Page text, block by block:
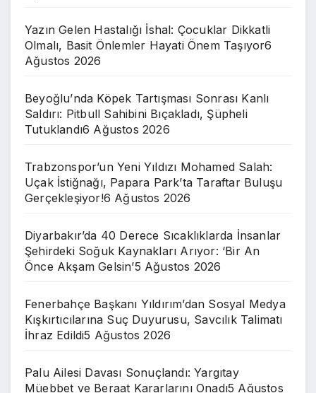
Yazın Gelen Hastalığı İshal: Çocuklar Dikkatli
Olmalı, Basit Önlemler Hayati Önem Taşıyor6
Ağustos 2026
Beyoğlu’nda Köpek Tartışması Sonrası Kanlı
Saldırı: Pitbull Sahibini Bıçakladı, Şüpheli
Tutuklandı6 Ağustos 2026
Trabzonspor’un Yeni Yıldızı Mohamed Salah:
Uçak İstiğnağı, Papara Park’ta Taraftar Buluşu
Gerçekleşiyor!6 Ağustos 2026
Diyarbakır’da 40 Derece Sıcaklıklarda İnsanlar
Şehirdeki Soğuk Kaynakları Arıyor: ‘Bir An
Önce Akşam Gelsin’5 Ağustos 2026
Fenerbahçe Başkanı Yıldırım’dan Sosyal Medya
Kışkırtıcılarına Suç Duyurusu, Savcılık Talimatı
İhraz Edildi5 Ağustos 2026
Palu Ailesi Davası Sonuçlandı: Yargıtay
Müebbet ve Beraat Kararlarını Onadı5 Ağustos